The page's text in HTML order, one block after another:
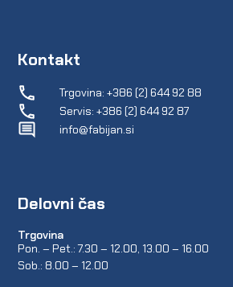
Kontakt
Trgovina: +386 (2) 644 92 88
Servis: +386 (2) 644 92 87
info@fabijan.si
Delovni čas
Trgovina
Pon. – Pet.: 7.30 – 12.00, 13.00 – 16.00
Sob.: 8.00 – 12.00